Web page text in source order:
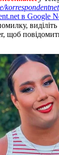
korrespondentnet
в Google
виділіть
щоб